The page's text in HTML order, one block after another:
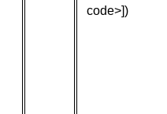
code>])